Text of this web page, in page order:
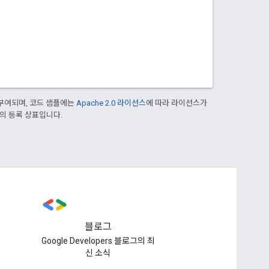
여되며, 코드 샘플에는 Apache 2.0 라이선스에 따라 라이선스가
등록 상표입니다.
블로그
Google Developers 블로그의 최
신 소식